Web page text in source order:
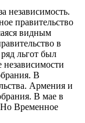
независимость.
правительство
видным
в
ряд льгот был
независимости
В
Армения и
В мае в
Но Временное